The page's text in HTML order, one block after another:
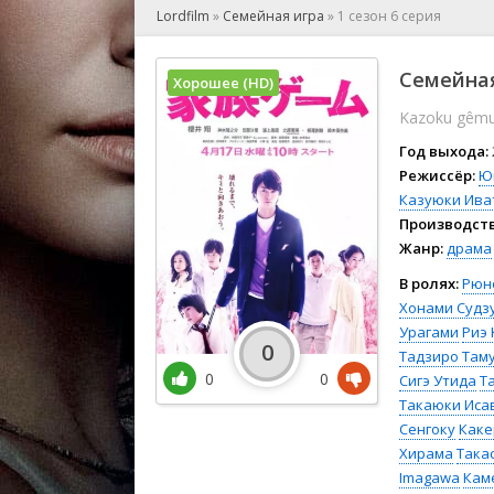
🕺 Мюзикл
👨‍💻
🎤 Ток-
🧙‍♀️
🏅
Lordfilm » Семейная игра » 1 сезон 6 серия
Kazoku
Год выхода:
Режиссёр:
Казуюки
Жанр:драма
В ролях:
Хонами
Урагами Риэ
Тадзиро
Сигэ Утида
Такаюки
Сенгоку
Хирама
Imagawa
Хорошее (HD)
0
0
0